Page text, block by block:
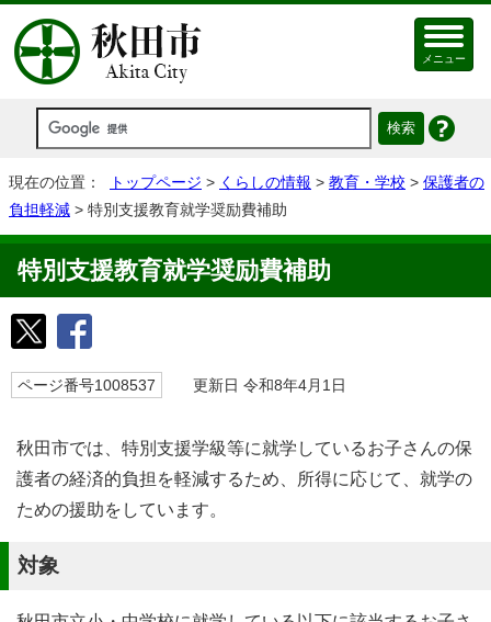
メニュー
現在の位置： トップページ > くらしの情報 > 教育・学校 > 保護者の
負担軽減 > 特別支援教育就学奨励費補助
特別支援教育就学奨励費補助
ページ番号1008537 更新日 令和8年4月1日
秋田市では、特別支援学級等に就学しているお子さんの保
護者の経済的負担を軽減するため、所得に応じて、就学の
ための援助をしています。
対象